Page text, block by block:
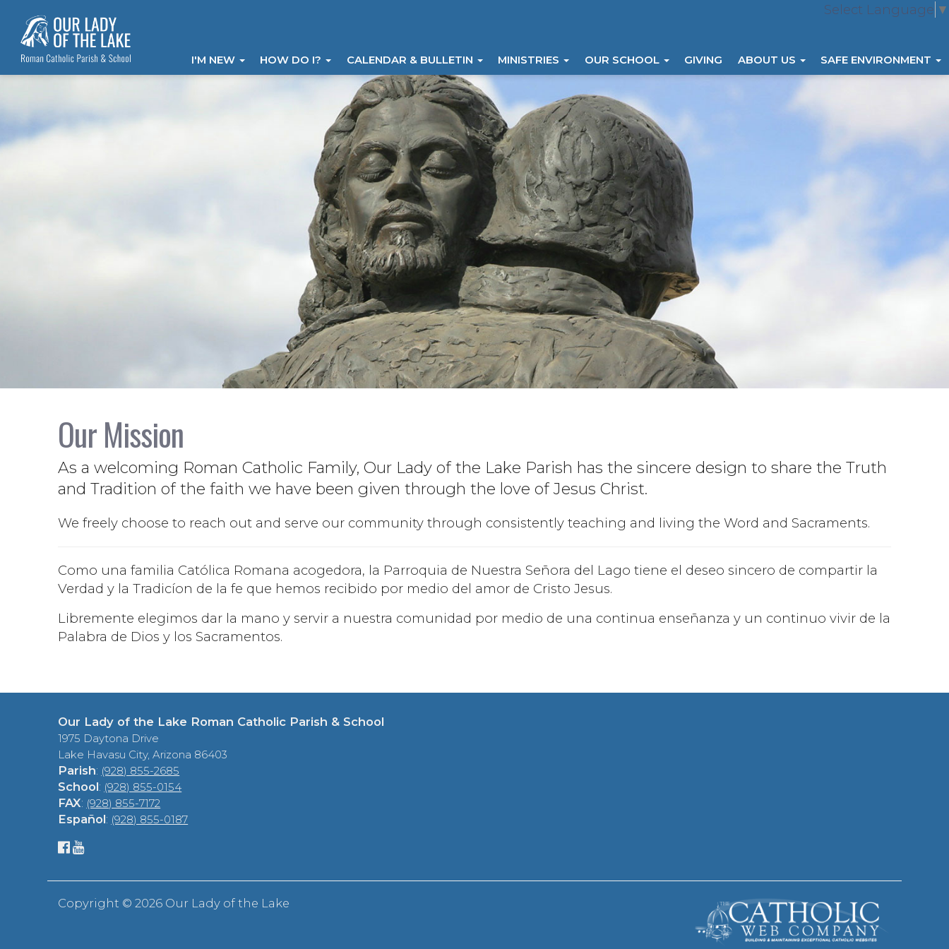
Select Language ▼
I'M NEW HOW DO I? CALENDAR & BULLETIN MINISTRIES OUR SCHOOL GIVING ABOUT US SAFE ENVIRONMENT
Our Mission
As a welcoming Roman Catholic Family, Our Lady of the Lake Parish has the sincere design to share the Truth
and Tradition of the faith we have been given through the love of Jesus Christ.
We freely choose to reach out and serve our community through consistently teaching and living the Word and Sacraments.
Como una familia Católica Romana acogedora, la Parroquia de Nuestra Señora del Lago tiene el deseo sincero de compartir la
Verdad y la Tradicíon de la fe que hemos recibido por medio del amor de Cristo Jesus.
Libremente elegimos dar la mano y servir a nuestra comunidad por medio de una continua enseñanza y un continuo vivir de la
Palabra de Dios y los Sacramentos.
Our Lady of the Lake Roman Catholic Parish & School
1975 Daytona Drive
Lake Havasu City, Arizona 86403
Parish: (928) 855-2685
School: (928) 855-0154
FAX: (928) 855-7172
Español: (928) 855-0187
Copyright ©2026 Our Lady of the Lake